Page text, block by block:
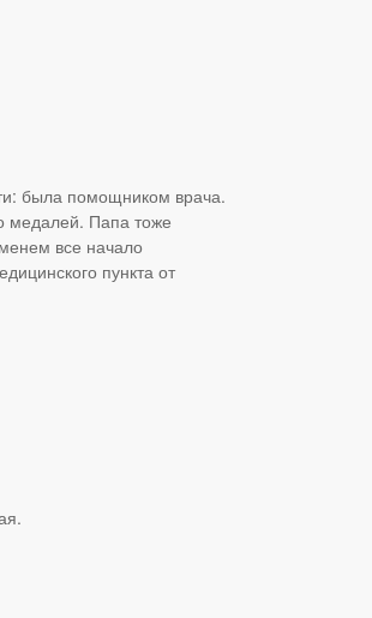
была помощником врача.
медалей. Папа тоже
все начало
пункта от